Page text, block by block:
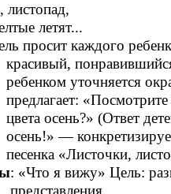
листопад,
летят...
просит каждого
красивый,
ребенком уточняется
предлагает:
цвета осень?» (Ответ
осень!» —
песенка «Листочки,
: «Что я вижу» Цель:
представления